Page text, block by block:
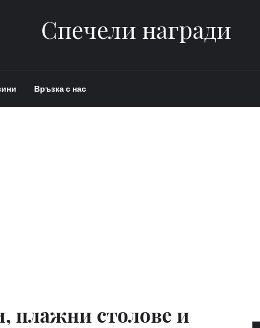
Спечели награди
Връзка с нас
плажни столове и